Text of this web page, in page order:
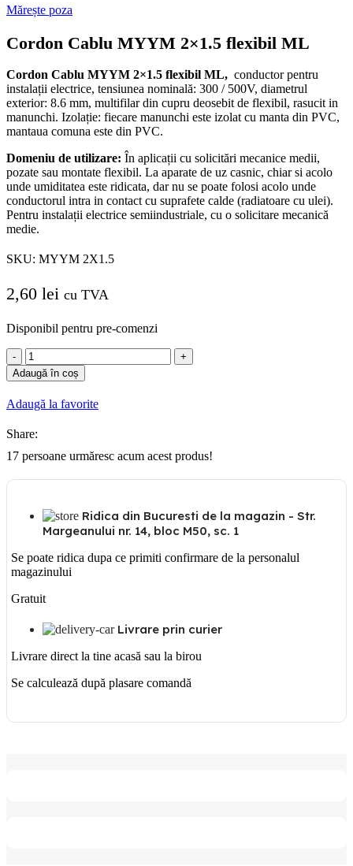
Mărește poza
Cordon Cablu MYYM 2×1.5 flexibil ML
Cordon Cablu MYYM 2×1.5 flexibil ML, conductor pentru
instalații electrice, tensiunea nominală: 300 / 500V, diametrul
exterior: 8.6 mm, multifilar din cupru deosebit de flexibil, rasucit in
manunchi. Izolație: fiecare manunchi este izolat cu manta din PVC,
mantaua comuna este din PVC.
Domeniu de utilizare: În aplicații cu solicitări mecanice medii,
pozate sau montate flexibil. La aparate de uz casnic, chiar si acolo
unde umiditatea este ridicata, dar nu se poate folosi acolo unde
conductorul intra in contact cu suprafete calde (radiatoare cu ulei).
Pentru instalații electrice semiindustriale, cu o solicitare mecanică
medie.
SKU: MYYM 2X1.5
2,60 lei cu TVA
Disponibil pentru pre-comenzi
Cantitate
Cordon
Cablu
MYYM
2x1.5
ML
Adaugă în coș
Adaugă la favorite
Share:
17 persoane urmăresc acum acest produs!
Ridica din Bucuresti de la magazin - Str.
Margeanului nr. 14, bloc M50, sc. 1
Se poate ridica dupa ce primiti confirmare de la personalul
magazinului
Gratuit
Livrare prin curier
Livrare direct la tine acasă sau la birou
Se calculează după plasare comandă